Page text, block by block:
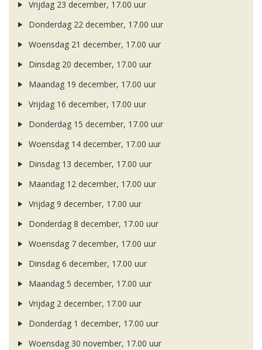
Vrijdag 23 december, 17.00 uur
Donderdag 22 december, 17.00 uur
Woensdag 21 december, 17.00 uur
Dinsdag 20 december, 17.00 uur
Maandag 19 december, 17.00 uur
Vrijdag 16 december, 17.00 uur
Donderdag 15 december, 17.00 uur
Woensdag 14 december, 17.00 uur
Dinsdag 13 december, 17.00 uur
Maandag 12 december, 17.00 uur
Vrijdag 9 december, 17.00 uur
Donderdag 8 december, 17.00 uur
Woensdag 7 december, 17.00 uur
Dinsdag 6 december, 17.00 uur
Maandag 5 december, 17.00 uur
Vrijdag 2 december, 17.00 uur
Donderdag 1 december, 17.00 uur
Woensdag 30 november, 17.00 uur